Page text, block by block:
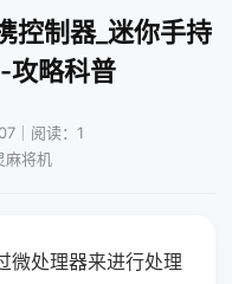
控制器_迷你手持
攻略科普
｜阅读：1
麻将机
微处理器来进行处理